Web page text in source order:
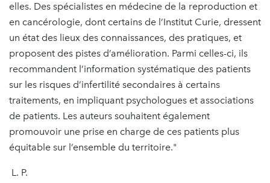
elles. Des spécialistes en médecine de la reproduction et
en cancérologie, dont certains de l’Institut Curie, dressent
un état des lieux des connaissances, des pratiques, et
proposent des pistes d’amélioration. Parmi celles-ci, ils
recommandent l’information systématique des patients
sur les risques d’infertilité secondaires à certains
traitements, en impliquant psychologues et associations
de patients. Les auteurs souhaitent également
promouvoir une prise en charge de ces patients plus
équitable sur l’ensemble du territoire."
L. P.